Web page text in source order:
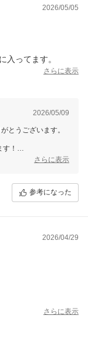
2026/05/05
入ってます。
さらに表示
2026/05/09
とうございます。
！
できるよう努めてま
さらに表示
参考になった
2026/04/29
さらに表示